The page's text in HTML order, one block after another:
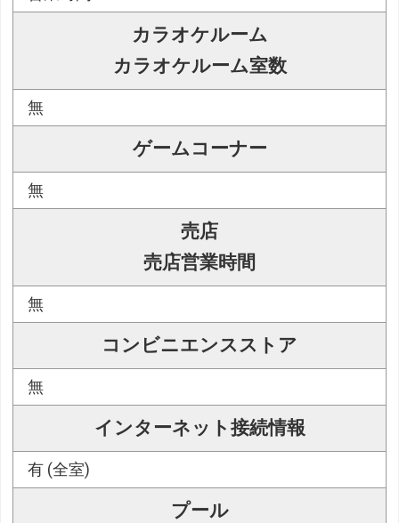
カラオケルーム
カラオケルーム室数
無
ゲームコーナー
無
売店
売店営業時間
無
コンビニエンスストア
無
インターネット接続情報
有 (全室)
プール